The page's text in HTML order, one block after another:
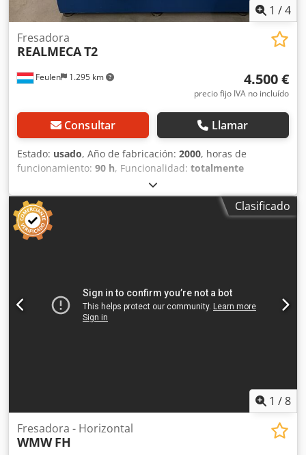
1 /4
Feulen 1.295 km
Fresadora
REALMECAT2
4.500 €
precio fijo IVA no incluído
Consultar Llamar
Estado: usado, Año de fabricación: 2000, horas de
funcionamiento: 90 h, Funcionalidad: totalmente
, número de máquina/vehículo:
días Se ofrece a la venta un torno Realmeca Dcsdpfx Apsza
Ektjmjk Año de fabricación: 2000 90 horas de
funcionamiento Se encuentra en estado usado Longitud:
1920 mm Ancho: 1300 mm Altura: 1655 mm Peso: 2000 kg
Clasificado
1 /8
Fresadora - Horizontal
WMW FH